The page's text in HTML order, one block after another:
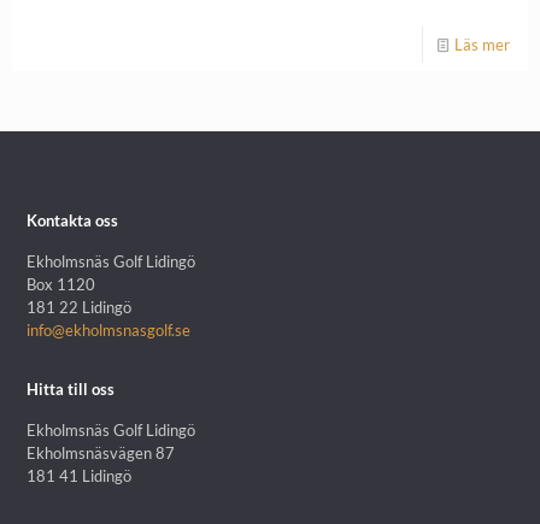
Läs mer
Kontakta oss
Ekholmsnäs Golf Lidingö
Box 1120
181 22 Lidingö
info@ekholmsnasgolf.se
Hitta till oss
Ekholmsnäs Golf Lidingö
Ekholmsnäsvägen 87
181 41 Lidingö